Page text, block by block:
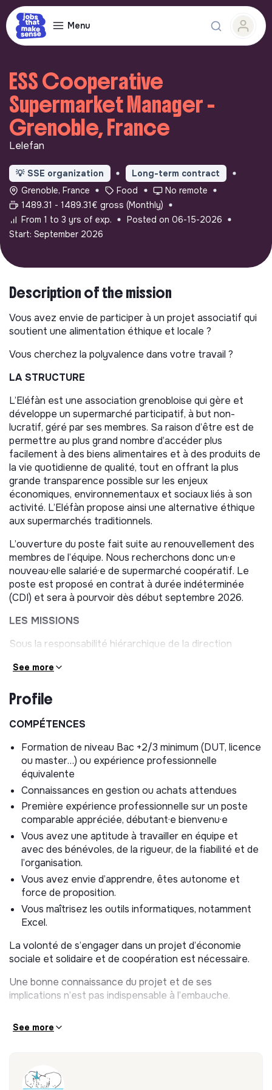
Menu
ESS Cooperative
Supermarket Manager -
Grenoble, France
Lelefan
💡 SSE organization
Long-term contract
Grenoble, France
Food
No remote
1489.31 - 1489.31€ gross (Monthly)
From 1 to 3 yrs of exp.
Posted on 06-15-2026
Start: September 2026
Description of the mission
Vous avez envie de participer à un projet associatif qui
soutient une alimentation éthique et locale ?
Vous cherchez la polyvalence dans votre travail ?
LA STRUCTURE
L’Eléfàn est une association grenobloise qui gère et
développe un supermarché participatif, à but non-
lucratif, géré par ses membres. Sa raison d’être est de
permettre au plus grand nombre d’accéder plus
facilement à des biens alimentaires et à des produits de
la vie quotidienne de qualité, tout en offrant la plus
grande transparence possible sur les enjeux
économiques, environnementaux et sociaux liés à son
activité. L’Eléfàn propose ainsi une alternative éthique
aux supermarchés traditionnels.
L’ouverture du poste fait suite au renouvellement des
membres de l’équipe. Nous recherchons donc un·e
nouveau·elle salarié·e de supermarché coopératif. Le
poste est proposé en contrat à durée indéterminée
(CDI) et sera à pourvoir dès début septembre 2026.
LES MISSIONS
Sous la responsabilité hiérarchique de la direction
l’équipe salariée et formerez notamment un binôme
des missions similaires et complémentaires. Vous serez
l’association. Vos différentes missions auront pour but
gestion des achats et des ventes et d’accompagner la
structure dans son développement.
Vos principales missions seront orientées sur 2 axes :
opérationnel & développement.
Consolider le catalogue des produits, fiabiliser la
gestion des achats et des ventes
Tâches hebdomadaires :
o Commande des produits choisis par les bénévoles,
tout en respectant l’équilibre entre critères
économiques et éthiques de l’association.
o Saisie des stocks
o Gestion des relations avec les fournisseurs : suivi des
livraisons et des réclamations
o Mise à jour de la base de données des articles
See more
Profile
COMPÉTENCES
Formation de niveau Bac +2/3 minimum (DUT, licence
ou master…) ou expérience professionnelle
équivalente
Connaissances en gestion ou achats attendues
Première expérience professionnelle sur un poste
comparable appréciée, débutant·e bienvenu·e
Vous avez une aptitude à travailler en équipe et
avec des bénévoles, de la rigueur, de la fiabilité et de
l’organisation.
Vous avez envie d’apprendre, êtes autonome et
force de proposition.
Vous maîtrisez les outils informatiques, notamment
Excel.
La volonté de s’engager dans un projet d’économie
sociale et solidaire et de coopération est nécessaire.
Une bonne connaissance du projet et de ses
implications n’est pas indispensable à l’embauche.
See more